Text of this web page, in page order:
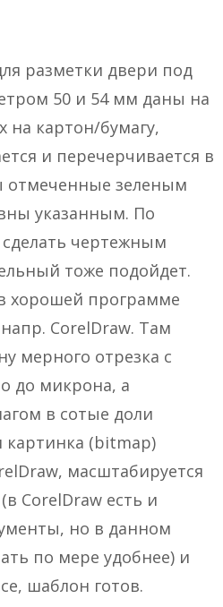
разметки двери под
50 и 54 мм даны на
на картон/бумагу,
и перечерчивается в
отмеченные зеленым
указанным. По
чертежным
тоже подойдет.
хорошей программе
CorelDraw. Там
мерного отрезка с
до микрона, а
в сотые доли
картинка (bitmap)
масштабируется
CorelDraw есть и
но в данном
по мере удобнее) и
шаблон готов.